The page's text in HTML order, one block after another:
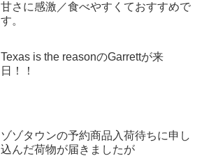
甘さに感激／食べやすくておすすめで
す。
Texas is the reasonのGarrettが来
日！！
ゾゾタウンの予約商品入荷待ちに申し
込んだ荷物が届きましたが